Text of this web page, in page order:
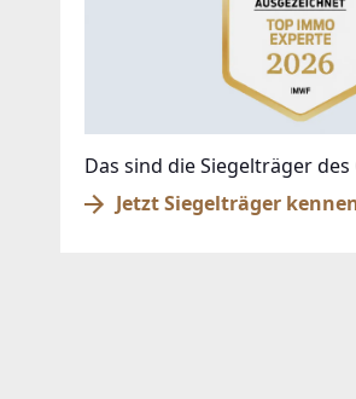
Das sind die Siegelträger
Jetzt Siegelträger